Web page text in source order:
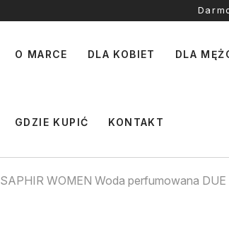
O MARCE DLA KOBIET DLA
GDZIE KUPIĆ KONTAKT
SAPHIR WOMEN Woda perfumowana DUE